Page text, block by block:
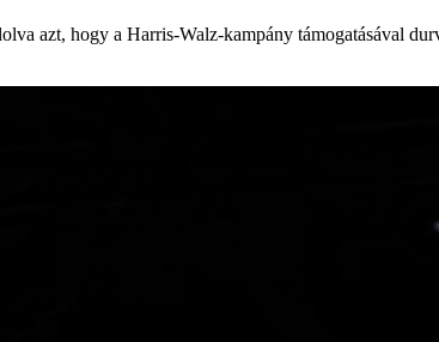
azt, hogy a Harris-Walz-kampány támogatásával